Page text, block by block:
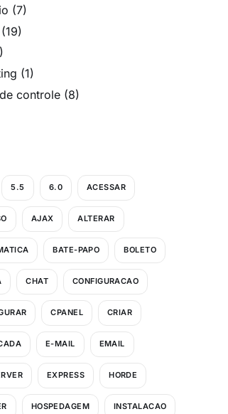
(7)
(19)
(1)
controle (8)
5.5 6.0 ACESSAR
AJAX ALTERAR
BATE-PAPO BOLETO
CHAT CONFIGURACAO
CPANEL CRIAR
E-MAIL EMAIL
EXPRESS HORDE
HOSPEDAGEM INSTALACAO